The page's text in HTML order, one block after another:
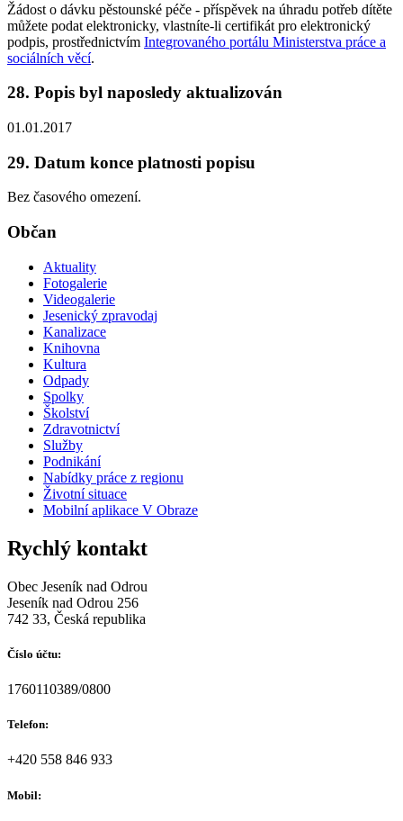
Žádost o dávku pěstounské péče - příspěvek na úhradu potřeb dítěte
můžete podat elektronicky, vlastníte-li certifikát pro elektronický
podpis, prostřednictvím Integrovaného portálu Ministerstva práce a
sociálních věcí.
28. Popis byl naposledy aktualizován
01.01.2017
29. Datum konce platnosti popisu
Bez časového omezení.
Občan
Aktuality
Fotogalerie
Videogalerie
Jesenický zpravodaj
Kanalizace
Knihovna
Kultura
Odpady
Spolky
Školství
Zdravotnictví
Služby
Podnikání
Nabídky práce z regionu
Životní situace
Mobilní aplikace V Obraze
Rychlý kontakt
Obec Jeseník nad Odrou
Jeseník nad Odrou 256
742 33, Česká republika
Číslo účtu:
1760110389/0800
Telefon:
+420 558 846 933
Mobil: